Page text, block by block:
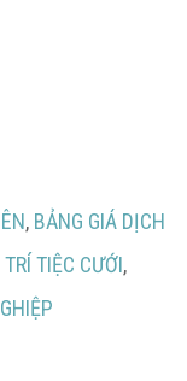
, BẢNG GIÁ DỊCH
TIỆC CƯỚI,